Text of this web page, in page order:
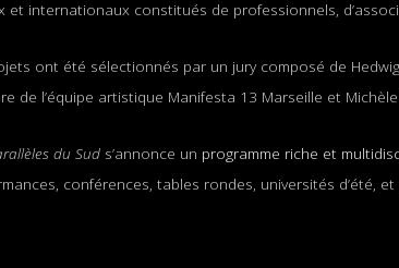
et internationaux constitués de professionnels,
ont été sélectionnés par un jury composé de
de l’équipe artistique Manifesta 13 Marseille et
du Sud s’annonce un programme riche et
conférences, tables rondes, universités d’été,